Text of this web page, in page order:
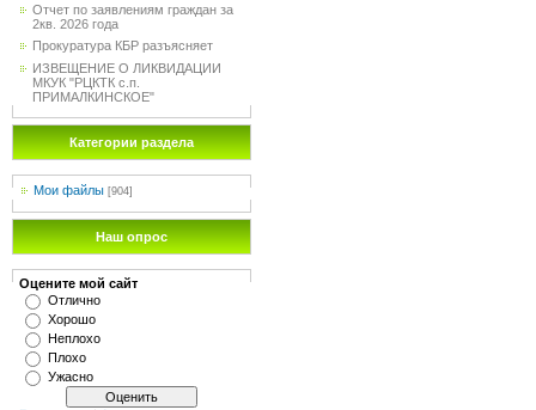
Отчет по заявлениям граждан за
2кв. 2026 года
Прокуратура КБР разъясняет
ИЗВЕЩЕНИЕ О ЛИКВИДАЦИИ
МКУК "РЦКТК с.п.
ПРИМАЛКИНСКОЕ"
Категории раздела
Мои файлы [904]
Наш опрос
Оцените мой сайт
Отлично
Хорошо
Неплохо
Плохо
Ужасно